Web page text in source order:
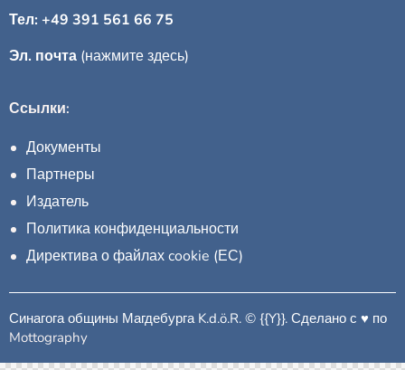
Тел: +49 391 561 66 75
Эл. почта (нажмите здесь)
Ссылки:
Документы
Партнеры
Издатель
Политика конфиденциальности
Директива о файлах cookie (ЕС)
Синагога общины Магдебурга K.d.ö.R. © {{Y}}. Сделано с ♥︎ по
Mottography